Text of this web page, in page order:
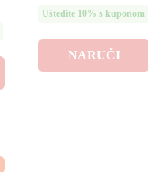
od 5
Uštedite 10% s kuponom
NARUČI